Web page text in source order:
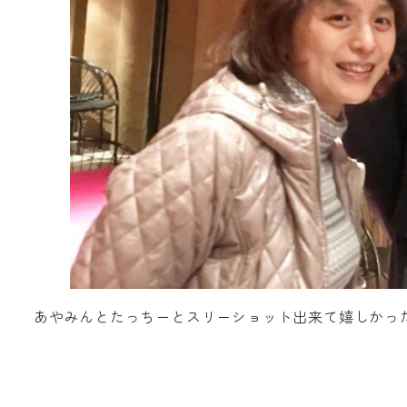
あやみんとたっちーとスリーショット出来て嬉しかっ